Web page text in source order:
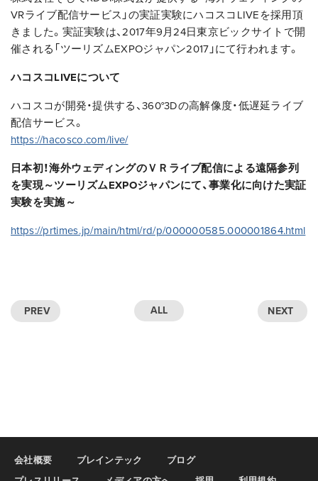
VRライブ配信サービス」の実証実験にハコスコLIVEを採用頂
きました。実証実験は、2017年9月24日東京ビックサイトで開
催される「ツーリズムEXPOジャパン2017」にて行われます。
ハコスコLIVEについて
ハコスコが開発・提供する、360°3Dの高解像度・低遅延ライブ
配信サービス。
https://hacosco.com/live/
日本初！海外ウェディングのＶＲライブ配信による遠隔参列
を実現～ツーリズムEXPOジャパンにて、事業化に向けた実証
実験を実施～
https://prtimes.jp/main/html/rd/p/000000585.000001864.html
PREV ALL NEXT
会社概要 ブレインテック
ブログ